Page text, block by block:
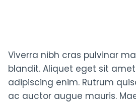
Viverra nibh cras pulvinar
blandit. Aliquet eget sit
adipiscing enim. Rutrum
ac auctor augue mauris.